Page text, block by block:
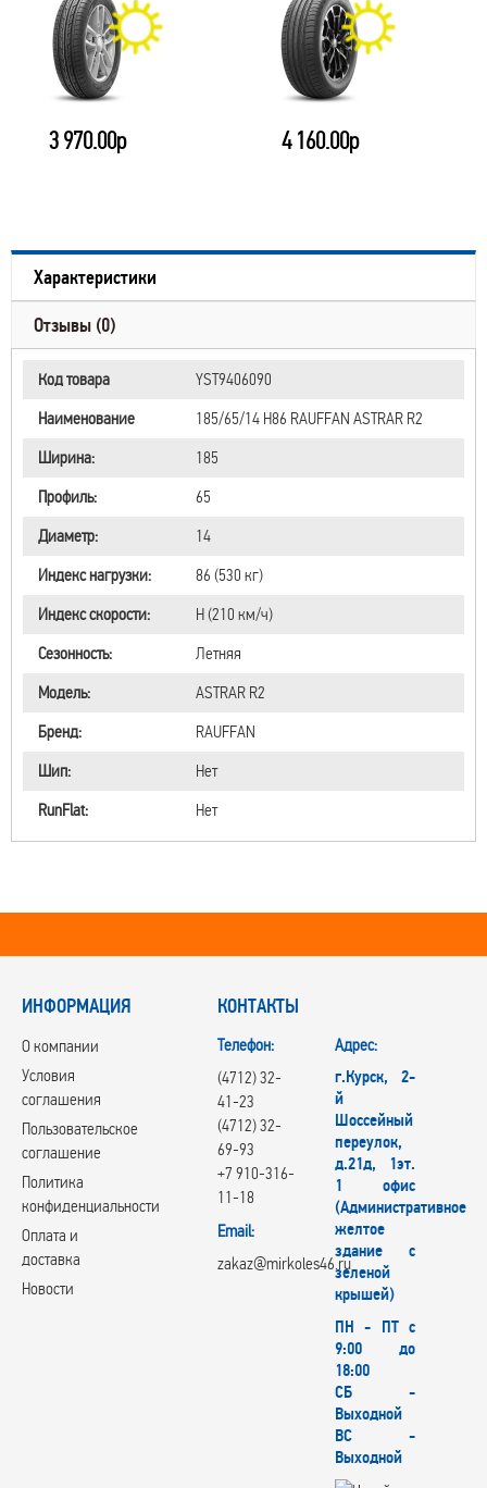
3 970.00р 4 160.00р
Характеристики
Отзывы (0)
Код товара
YST9406090
Наименование
185/65/14 H86 RAUFFAN ASTRAR R2
Ширина:
185
Профиль:
65
Диаметр:
14
Индекс нагрузки:
86 (530 кг)
Индекс скорости:
H (210 км/ч)
Сезонность:
Летняя
Модель:
ASTRAR R2
Бренд:
RAUFFAN
Шип:
Нет
RunFlat:
Нет
ИНФОРМАЦИЯ
О компании
Условия
соглашения
Пользовательское
соглашение
Политика
конфиденциальности
Оплата и
доставка
Новости
КОНТАКТЫ
Телефон:
(4712) 32-
41-23
(4712) 32-
69-93
+7 910-316-
11-18
Email:
zakaz@mirkoles46.ru
Адрес:
г.Курск, 2-
й
Шоссейный
переулок,
д.21д, 1эт.
1 офис
(Административное
желтое
здание с
зеленой
крышей)
ПН - ПТ с
9:00 до
18:00
СБ -
Выходной
ВС -
Выходной